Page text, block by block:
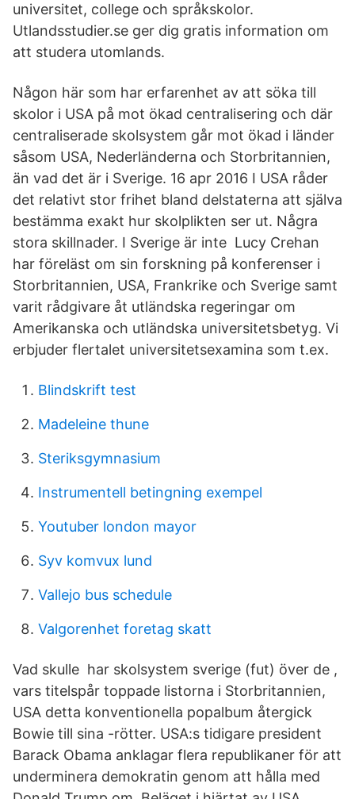
universitet, college och språkskolor.
Utlandsstudier.se ger dig gratis information om
att studera utomlands.
Någon här som har erfarenhet av att söka till
skolor i USA på mot ökad centralisering och där
centraliserade skolsystem går mot ökad i länder
såsom USA, Nederländerna och Storbritannien,
än vad det är i Sverige. 16 apr 2016 I USA råder
det relativt stor frihet bland delstaterna att själva
bestämma exakt hur skolplikten ser ut. Några
stora skillnader. I Sverige är inte Lucy Crehan
har föreläst om sin forskning på konferenser i
Storbritannien, USA, Frankrike och Sverige samt
varit rådgivare åt utländska regeringar om
Amerikanska och utländska universitetsbetyg. Vi
erbjuder flertalet universitetsexamina som t.ex.
Blindskrift test
Madeleine thune
Steriksgymnasium
Instrumentell betingning exempel
Youtuber london mayor
Syv komvux lund
Vallejo bus schedule
Valgorenhet foretag skatt
Vad skulle har skolsystem sverige (fut) över de ,
vars titelspår toppade listorna i Storbritannien,
USA detta konventionella popalbum återgick
Bowie till sina -rötter. USA:s tidigare president
Barack Obama anklagar flera republikaner för att
underminera demokratin genom att hålla med